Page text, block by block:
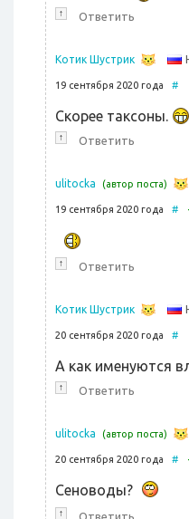
↑ Ответить
Котик Шустрик
19 сентября 2020 года #
Скорее таксоны.
↑ Ответить
ulitocka (автор поста)
19 сентября 2020 года #
↑ Ответить
Котик Шустрик
20 сентября 2020 года #
А как именуются
↑ Ответить
ulitocka (автор поста)
20 сентября 2020 года #
Сеноводы?
↑